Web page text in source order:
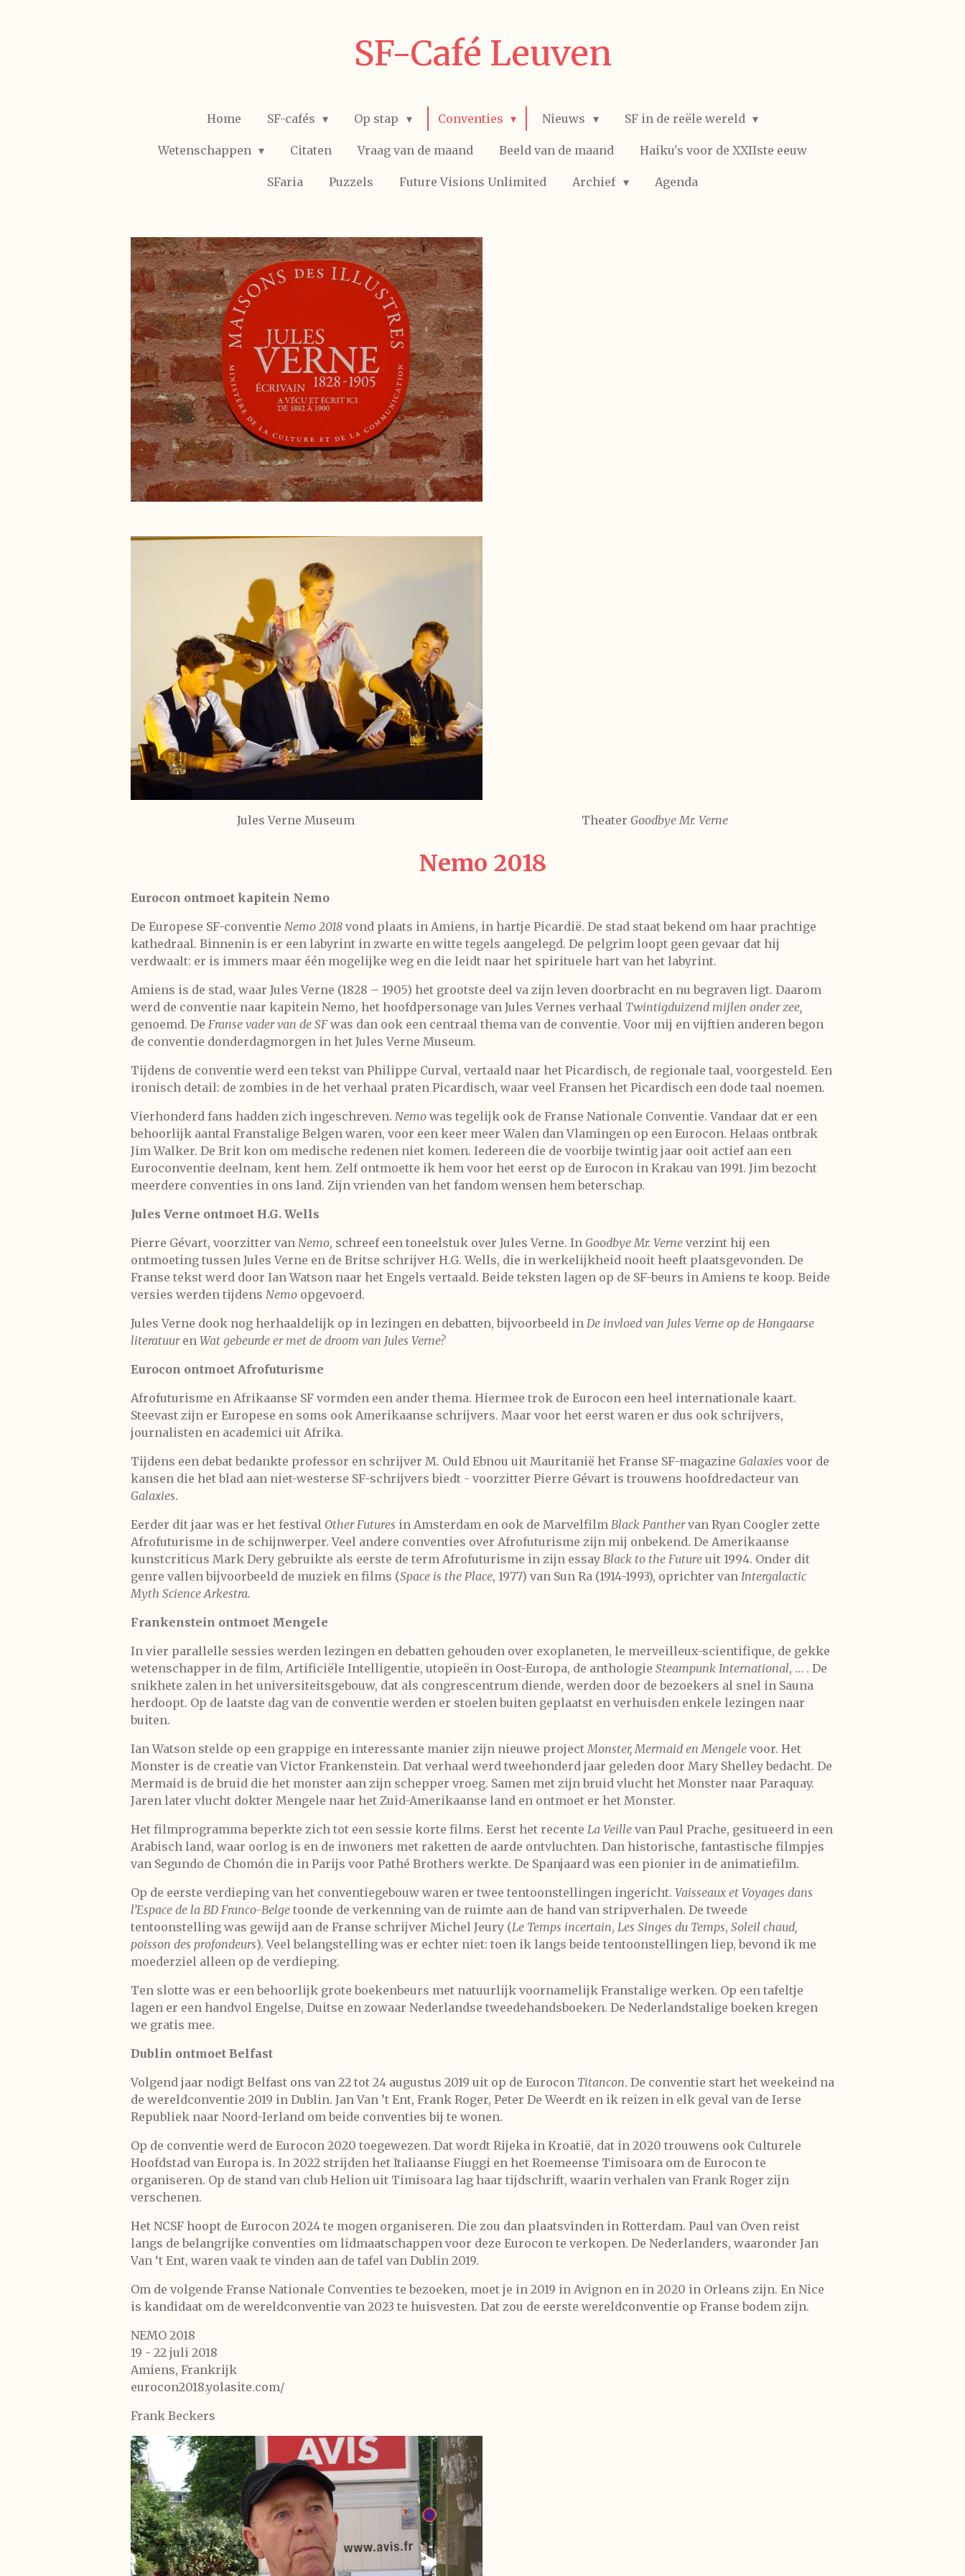
SF-Café Leuven
Home SF-cafés Op stap Conventies Nieuws SF in de reële wereld
Wetenschappen Citaten Vraag van de maand Beeld van de maand Haiku's voor de XXIIste eeuw
SFaria Puzzels Future Visions Unlimited Archief Agenda
Jules Verne Museum Theater Goodbye Mr. Verne
Nemo 2018
Eurocon ontmoet kapitein Nemo
De Europese SF-conventie Nemo 2018 vond plaats in Amiens, in hartje Picardië. De stad staat bekend om haar prachtige
kathedraal. Binnenin is er een labyrint in zwarte en witte tegels aangelegd. De pelgrim loopt geen gevaar dat hij
verdwaalt: er is immers maar één mogelijke weg en die leidt naar het spirituele hart van het labyrint.
Amiens is de stad, waar Jules Verne (1828 – 1905) het grootste deel va zijn leven doorbracht en nu begraven ligt. Daarom
werd de conventie naar kapitein Nemo, het hoofdpersonage van Jules Vernes verhaal Twintigduizend mijlen onder zee,
genoemd. De Franse vader van de SFwas dan ook een centraal thema van de conventie. Voor mij en vijftien anderen begon
de conventie donderdagmorgen in het Jules Verne Museum.
Tijdens de conventie werd een tekst van Philippe Curval, vertaald naar het Picardisch, de regionale taal, voorgesteld. Een
ironisch detail: de zombies in de het verhaal praten Picardisch, waar veel Fransen het Picardisch een dode taal noemen.
Vierhonderd fans hadden zich ingeschreven. Nemo was tegelijk ook de Franse Nationale Conventie. Vandaar dat er een
behoorlijk aantal Franstalige Belgen waren, voor een keer meer Walen dan Vlamingen op een Eurocon. Helaas ontbrak
Jim Walker. De Brit kon om medische redenen niet komen. Iedereen die de voorbije twintig jaar ooit actief aan een
Euroconventie deelnam, kent hem. Zelf ontmoette ik hem voor het eerst op de Eurocon in Krakau van 1991. Jim bezocht
meerdere conventies in ons land. Zijn vrienden van het fandom wensen hem beterschap.
Jules Verne ontmoet H.G. Wells
Pierre Gévart, voorzitter van Nemo, schreef een toneelstuk over Jules Verne. In Goodbye Mr. Verne verzint hij een
ontmoeting tussen Jules Verne en de Britse schrijver H.G. Wells, die in werkelijkheid nooit heeft plaatsgevonden. De
Franse tekst werd door Ian Watson naar het Engels vertaald. Beide teksten lagen op de SF-beurs in Amiens te koop. Beide
versies werden tijdens Nemo opgevoerd.
Jules Verne dook nog herhaaldelijk op in lezingen en debatten, bijvoorbeeld in De invloed van Jules Verne op de Hongaarse
literatuuren Wat gebeurde er met de droom van Jules Verne?
Eurocon ontmoet Afrofuturisme
Afrofuturisme en Afrikaanse SF vormden een ander thema. Hiermee trok de Eurocon een heel internationale kaart.
Steevast zijn er Europese en soms ook Amerikaanse schrijvers. Maar voor het eerst waren er dus ook schrijvers,
journalisten en academici uit Afrika.
Tijdens een debat bedankte professor en schrijver M. Ould Ebnou uit Mauritanië het Franse SF-magazine Galaxies voor de
kansen die het blad aan niet-westerse SF-schrijvers biedt - voorzitter Pierre Gévart is trouwens hoofdredacteur van
Galaxies.
Eerder dit jaar was er het festival Other Futures in Amsterdam en ook de Marvelfilm Black Panthervan Ryan Coogler zette
Afrofuturisme in de schijnwerper. Veel andere conventies over Afrofuturisme zijn mij onbekend. De Amerikaanse
kunstcriticus Mark Dery gebruikte als eerste de term Afrofuturisme in zijn essay Black to the Future uit 1994. Onder dit
genre vallen bijvoorbeeld de muziek en films (Space is the Place, 1977) van Sun Ra (1914-1993), oprichter van Intergalactic
Myth Science Arkestra.
Frankenstein ontmoet Mengele
In vier parallelle sessies werden lezingen en debatten gehouden over exoplaneten, le merveilleux-scientifique, de gekke
wetenschapper in de film, Artificiële Intelligentie, utopieën in Oost-Europa, de anthologie Steampunk International, … . De
snikhete zalen in het universiteitsgebouw, dat als congrescentrum diende, werden door de bezoekers al snel in Sauna
herdoopt. Op de laatste dag van de conventie werden er stoelen buiten geplaatst en verhuisden enkele lezingen naar
buiten.
Ian Watson stelde op een grappige en interessante manier zijn nieuwe projectMonster, Mermaid en Mengele voor. Het
Monster is de creatie van Victor Frankenstein. Dat verhaal werd tweehonderd jaar geleden door Mary Shelley bedacht. De
Mermaid is de bruid die het monster aan zijn schepper vroeg. Samen met zijn bruid vlucht het Monster naar Paraquay.
Jaren later vlucht dokter Mengele naar het Zuid-Amerikaanse land en ontmoet er het Monster.
Het filmprogramma beperkte zich tot een sessie korte films. Eerst het recente La Veille van Paul Prache, gesitueerd in een
Arabisch land, waar oorlog is en de inwoners met raketten de aarde ontvluchten. Dan historische, fantastische filmpjes
van Segundo de Chomón die in Parijs voor Pathé Brothers werkte. De Spanjaard was een pionier in de animatiefilm.
Op de eerste verdieping van het conventiegebouw waren er twee tentoonstellingen ingericht. Vaisseaux et Voyages dans
l’Espace de la BD Franco-Belge toonde de verkenning van de ruimte aan de hand van stripverhalen. De tweede
tentoonstelling was gewijd aan de Franse schrijver Michel Jeury (Le Temps incertain, Les Singes du Temps, Soleil chaud,
poisson des profondeurs). Veel belangstelling was er echter niet: toen ik langs beide tentoonstellingen liep, bevond ik me
moederziel alleen op de verdieping.
Ten slotte was er een behoorlijk grote boekenbeurs met natuurlijk voornamelijk Franstalige werken. Op een tafeltje
lagen er een handvol Engelse, Duitse en zowaar Nederlandse tweedehandsboeken. De Nederlandstalige boeken kregen
we gratis mee.
Dublin ontmoet Belfast
Volgend jaar nodigt Belfast ons van 22 tot 24 augustus 2019 uit op de Eurocon Titancon. De conventie start het weekeind na
de wereldconventie 2019 in Dublin. Jan Van ’t Ent, Frank Roger, Peter De Weerdt en ik reizen in elk geval van de Ierse
Republiek naar Noord-Ierland om beide conventies bij te wonen.
Op de conventie werd de Eurocon 2020 toegewezen. Dat wordt Rijeka in Kroatië, dat in 2020 trouwens ook Culturele
Hoofdstad van Europa is. In 2022 strijden het Italiaanse Fiuggi en het Roemeense Timisoara om de Eurocon te
organiseren. Op de stand van club Helion uit Timisoara lag haar tijdschrift, waarin verhalen van Frank Roger zijn
verschenen.
Het NCSF hoopt de Eurocon 2024 te mogen organiseren. Die zou dan plaatsvinden in Rotterdam. Paul van Oven reist
langs de belangrijke conventies om lidmaatschappen voor deze Eurocon te verkopen. De Nederlanders, waaronder Jan
Van ‘t Ent, waren vaak te vinden aan de tafel van Dublin 2019.
Om de volgende Franse Nationale Conventies te bezoeken, moet je in 2019 in Avignon en in 2020 in Orleans zijn. En Nice
is kandidaat om de wereldconventie van 2023 te huisvesten. Dat zou de eerste wereldconventie op Franse bodem zijn.
NEMO 2018
19 - 22 juli 2018
Amiens, Frankrijk
eurocon2018.yolasite.com/
Frank Beckers